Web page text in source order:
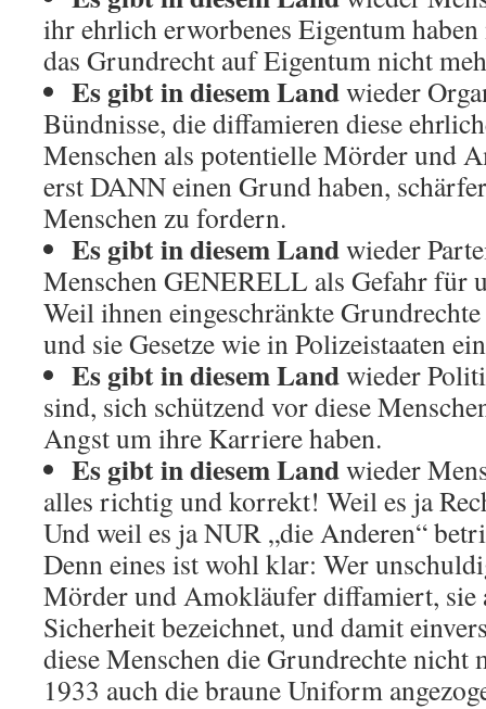
ihr ehrlich erworbenes Eigentum
das Grundrecht auf Eigentum nicht
Es gibt in diesem Landwieder
Bündnisse, die diffamieren diese
Menschen als potentielle Mörder und
erst DANN einen Grund haben,
Menschen zu fordern.
Es gibt in diesem Landwieder
Menschen GENERELL als Gefahr für
Weil ihnen eingeschränkte
und sie Gesetze wie in Polizeistaaten
Es gibt in diesem Landwieder
sind, sich schützend vor diese
Angst um ihre Karriere haben.
Es gibt in diesem Landwieder
alles richtig und korrekt! Weil es ja
Und weil es ja NUR „die Anderen“
Denn eines ist wohl klar: Wer
Mörder und Amokläufer diffamiert, sie
Sicherheit bezeichnet, und damit
diese Menschen die Grundrechte nicht
1933 auch die braune Uniform